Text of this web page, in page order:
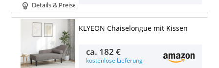
Details & Preise
KLYEON Chaiselongue mit Kissen
ca. 182 €
kostenlose Lieferung